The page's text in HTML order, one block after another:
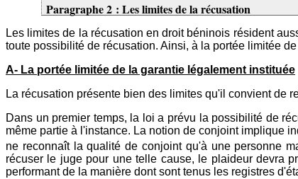
Paragraphe 2 : Les limites de la récusation
Les limites de la récusation en droit béninois résident
toute possibilité de récusation. Ainsi, à la portée limitée
A- La portée limitée de la garantie légalement instituée
La récusation présente bien des limites qu'il convient de
Dans un premier temps, la loi a prévu la possibilité de
même partie à l'instance. La notion de conjoint implique
ne reconnaît la qualité de conjoint qu'à une personne
récuser le juge pour une telle cause, le plaideur devra
performant de la manière dont sont tenus les registres